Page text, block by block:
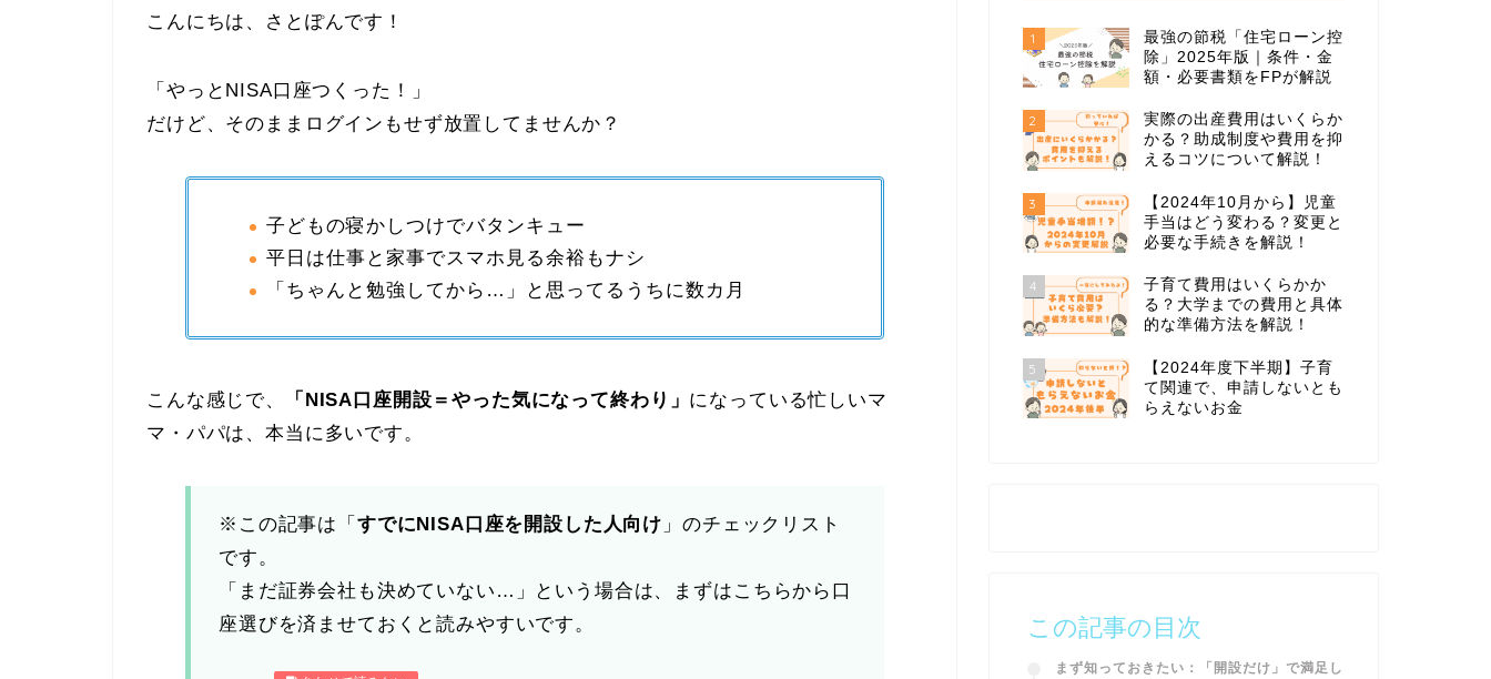
こんにちは、さとぽんです！
「やっとNISA口座つくった！」
だけど、そのままログインもせず放置してませんか？
子どもの寝かしつけでバタンキュー
平日は仕事と家事でスマホ見る余裕もナシ
「ちゃんと勉強してから…」と思ってるうちに数カ月
こんな感じで、 「NISA口座開設＝やった気になって終わり」 になっている忙しいマ
マ・パパは、本当に多いです。
※この記事は「 すでにNISA口座を開設した人向け 」のチェックリスト
です。
「まだ証券会社も決めていない…」という場合は、まずはこちらから口
座選びを済ませておくと読みやすいです。
1
最強の節税「住宅ローン控
除」2025年版｜条件・金
額・必要書類をFPが解説
2
実際の出産費用はいくらか
かる？助成制度や費用を抑
えるコツについて解説！
3
【2024年10月から】児童
手当はどう変わる？変更と
必要な手続きを解説！
4
子育て費用はいくらかか
る？大学までの費用と具体
的な準備方法を解説！
5
【2024年度下半期】子育
て関連で、申請しないとも
らえないお金
この記事の目次
まず知っておきたい：「開設だけ」で満足し